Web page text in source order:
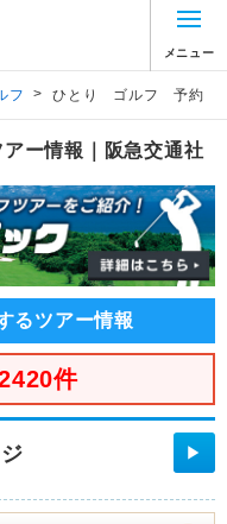
メニュー
フ > ひとり ゴルフ 予約
アー情報｜阪急交通社
るツアー情報
件
▶